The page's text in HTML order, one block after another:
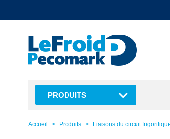
PRODUITS
Accueil Produits Liaisons du circuit frigorifique